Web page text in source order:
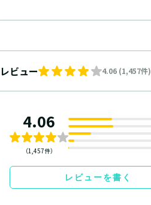
レビュー 4.06 (1,457件)
4.06
（1,457件）
レビューを書く